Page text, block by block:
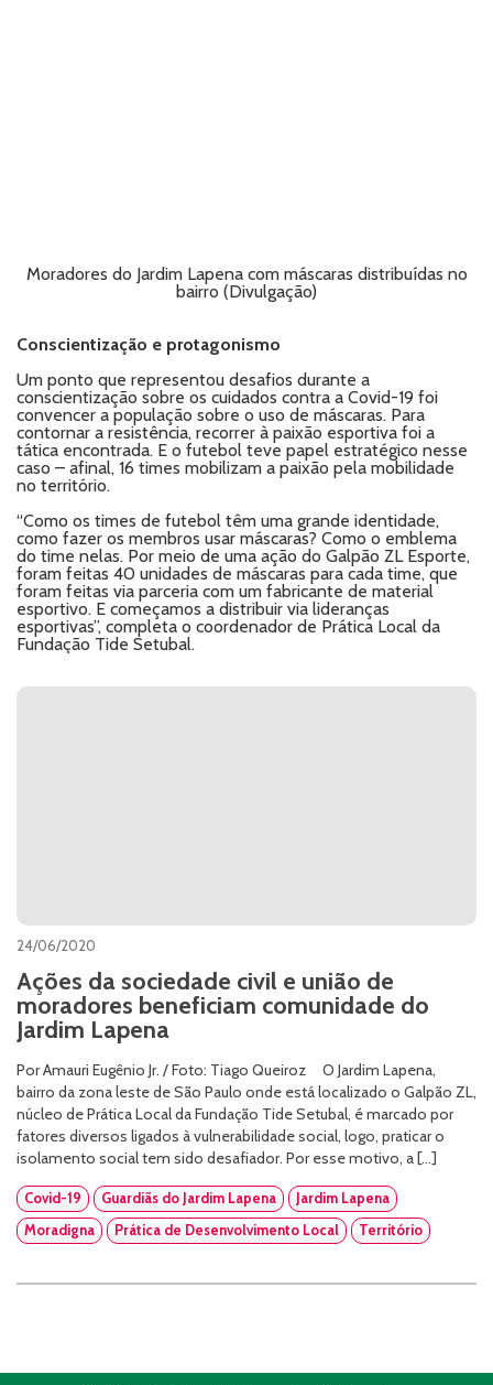
Moradores do Jardim Lapena com máscaras distribuídas no
bairro (Divulgação)
Conscientização e protagonismo
Um ponto que representou desafios durante a
conscientização sobre os cuidados contra a Covid-19 foi
convencer a população sobre o uso de máscaras. Para
contornar a resistência, recorrer à paixão esportiva foi a
tática encontrada. E o futebol teve papel estratégico nesse
caso – afinal, 16 times mobilizam a paixão pela mobilidade
no território.
“Como os times de futebol têm uma grande identidade,
como fazer os membros usar máscaras? Como o emblema
do time nelas. Por meio de uma ação do Galpão ZL Esporte,
foram feitas 40 unidades de máscaras para cada time, que
foram feitas via parceria com um fabricante de material
esportivo. E começamos a distribuir via lideranças
esportivas”, completa o coordenador de Prática Local da
Fundação Tide Setubal.
24/06/2020
Ações da sociedade civil e união de
moradores beneficiam comunidade do
Jardim Lapena
Por Amauri Eugênio Jr. / Foto: Tiago Queiroz O Jardim Lapena,
bairro da zona leste de São Paulo onde está localizado o Galpão ZL,
núcleo de Prática Local da Fundação Tide Setubal, é marcado por
fatores diversos ligados à vulnerabilidade social, logo, praticar o
isolamento social tem sido desafiador. Por esse motivo, a […]
Covid-19 Guardiãs do Jardim Lapena
Jardim Lapena
Moradigna
Prática de Desenvolvimento Local Território